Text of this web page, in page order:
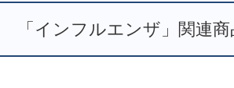
「インフルエンザ」関連商